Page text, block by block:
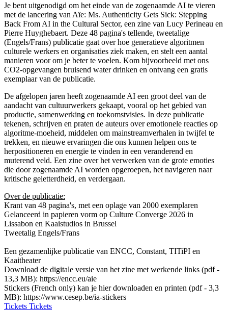
Je bent uitgenodigd om het einde van de zogenaamde AI te vieren
met de lancering van Aïe: Ms. Authenticity Gets Sick: Stepping
Back From AI in the Cultural Sector, een zine van Lucy Perineau en
Pierre Huyghebaert. Deze 48 pagina's tellende, tweetalige
(Engels/Frans) publicatie gaat over hoe generatieve algoritmen
culturele werkers en organisaties ziek maken, en stelt een aantal
manieren voor om je beter te voelen. Kom bijvoorbeeld met ons
CO2-opgevangen bruisend water drinken en ontvang een gratis
exemplaar van de publicatie.
De afgelopen jaren heeft zogenaamde AI een groot deel van de
aandacht van cultuurwerkers gekaapt, vooral op het gebied van
productie, samenwerking en toekomstvisies. In deze publicatie
tekenen, schrijven en praten de auteurs over emotionele reacties op
algoritme-moeheid, middelen om mainstreamverhalen in twijfel te
trekken, en nieuwe ervaringen die ons kunnen helpen ons te
herpositioneren en energie te vinden in een veranderend en
muterend veld. Een zine over het verwerken van de grote emoties
die door zogenaamde AI worden opgeroepen, het navigeren naar
kritische geletterdheid, en verdergaan.
Over de publicatie:
Krant van 48 pagina's, met een oplage van 2000 exemplaren
Gelanceerd in papieren vorm op Culture Converge 2026 in
Lissabon en Kaaistudios in Brussel
Tweetalig Engels/Frans
Een gezamenlijke publicatie van ENCC, Constant, TITiPI en
Kaaitheater
Download de digitale versie van het zine met werkende links (pdf -
13,3 MB): https://encc.eu/aie
Stickers (French only) kan je hier downloaden en printen (pdf - 3,3
MB): https://www.cesep.be/ia-stickers
Tickets Tickets